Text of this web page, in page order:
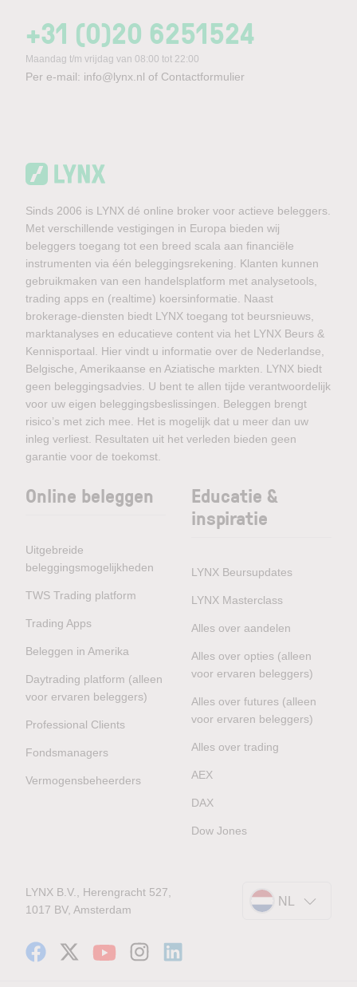
+31 (0)20 6251524
Maandag t/m vrijdag van 08:00 tot 22:00
Per e-mail: info@lynx.nl of Contactformulier
Sinds 2006 is LYNX dé online broker voor actieve beleggers.
Met verschillende vestigingen in Europa bieden wij
beleggers toegang tot een breed scala aan financiële
instrumenten via één beleggingsrekening. Klanten kunnen
gebruikmaken van een handelsplatform met analysetools,
trading apps en (realtime) koersinformatie. Naast
brokerage-diensten biedt LYNX toegang tot beursnieuws,
marktanalyses en educatieve content via het LYNX Beurs &
Kennisportaal. Hier vindt u informatie over de Nederlandse,
Belgische, Amerikaanse en Aziatische markten. LYNX biedt
geen beleggingsadvies. U bent te allen tijde verantwoordelijk
voor uw eigen beleggingsbeslissingen. Beleggen brengt
risico’s met zich mee. Het is mogelijk dat u meer dan uw
inleg verliest. Resultaten uit het verleden bieden geen
garantie voor de toekomst.
Online beleggen
Uitgebreide
beleggingsmogelijkheden
TWS Trading platform
Trading Apps
Beleggen in Amerika
Daytrading platform (alleen
voor ervaren beleggers)
Professional Clients
Fondsmanagers
Vermogensbeheerders
Educatie &
inspiratie
LYNX Beursupdates
LYNX Masterclass
Alles over aandelen
Alles over opties (alleen
voor ervaren beleggers)
Alles over futures (alleen
voor ervaren beleggers)
Alles over trading
AEX
DAX
Dow Jones
LYNX B.V., Herengracht 527,
1017 BV, Amsterdam
NL